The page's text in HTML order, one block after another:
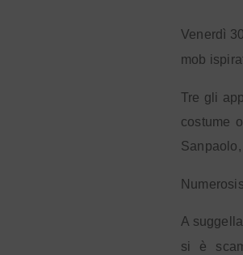
Venerdì
mob
Tre gli
costume
A
si è